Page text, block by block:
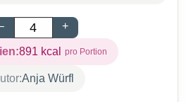
+
891 kcal
Anja Würfl